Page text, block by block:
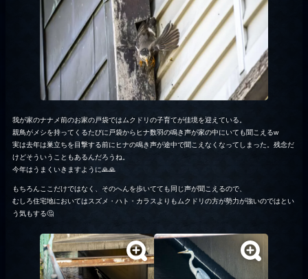
我が家のナナメ前のお家の戸袋ではムクドリの子育てが佳境を迎えている。
親鳥がメシを持ってくるたびに戸袋からヒナ数羽の鳴き声が家の中にいても聞こえるw
実は去年は巣立ちを目撃する前にヒナの鳴き声が途中で聞こえなくなってしまった。残念だ
けどそういうこともあるんだろうね。
今年はうまくいきますように🙏🙏
もちろんここだけではなく、そのへんを歩いてても同じ声が聞こえるので、
むしろ住宅地においてはスズメ・ハト・カラスよりもムクドリの方が勢力が強いのではとい
う気もする🤔